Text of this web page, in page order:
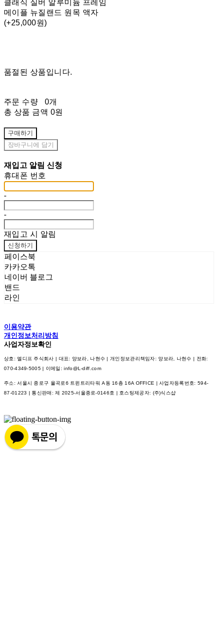
클래식 실버 알루미늄 프레임
메이플 뉴질랜드 원목 액자
(+25,000원)
품절된 상품입니다.
주문 수량
0개
총 상품 금액 0원
구매하기
장바구니에 담기
재입고 알림 신청
휴대폰 번호
-
-
재입고 시 알림
신청하기
페이스북
카카오톡
네이버 블로그
밴드
라인
이용약관
개인정보처리방침
사업자정보확인
상호: 엘디프 주식회사 | 대표: 양보라, 나현수 | 개인정보관리책임자: 양보라, 나현수 | 전화:
070-4349-5005 | 이메일: info@L-diff.com
주소: 서울시 종로구 율곡로6 트윈트리타워 A동 16층 16A OFFICE | 사업자등록번호: 594-
87-01223 | 통신판매:제 2025-서울종로-0146호 | 호스팅제공자: (주)식스샵